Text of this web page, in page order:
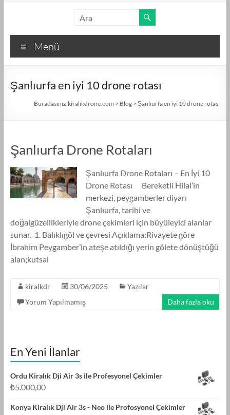
kiralıkdrone.com
Kolay
Kiralama
Menü
Şanlıurfa en iyi 10 drone rotası
Buradasınız:kiralıkdrone.com > Blog >Şanlıurfa en iyi 10 drone rotası
Şanlıurfa Drone Rotaları
Şanlıurfa Drone Rotaları – En İyi 10
Drone Rotası Bereketli Hilal’in
merkezi, peygamberler diyarı
Şanlıurfa, tarihi ve
doğalgüzellikleriyle drone çekimleri için büyüleyici alanlar
sunar. 1. Balıklıgöl ve çevresi Açıklama:Rivayete göre
İbrahim Peygamber’in ateşe atıldığı yerin gölete dönüştüğü
alan;kutsal
kiralkdr 30/06/2025
Yazılar
Yorum Yapılmamış
Daha fazla oku
En Yeni İlanlar
Ordu Kiralık Dji Air 3s ile Profesyonel Çekimler
₺5.000,00
Konya Kiralık Dji Air 3s - Neo ile Profosyonel Çekimler